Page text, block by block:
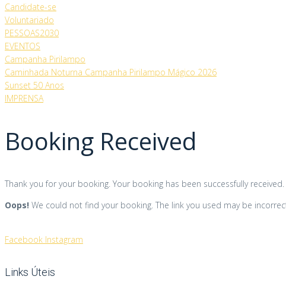
Candidate-se
Voluntariado
PESSOAS2030
EVENTOS
Campanha Pirilampo
Caminhada Noturna Campanha Pirilampo Mágico 2026
Sunset 50 Anos
IMPRENSA
Booking Received
Thank you for your booking. Your booking has been successfully received.
Oops! We could not find your booking. The link you used may be
Facebook Instagram
Links Úteis